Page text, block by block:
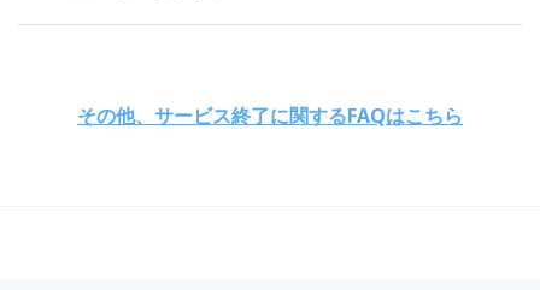
その他、サービス終了に関するFAQはこちら